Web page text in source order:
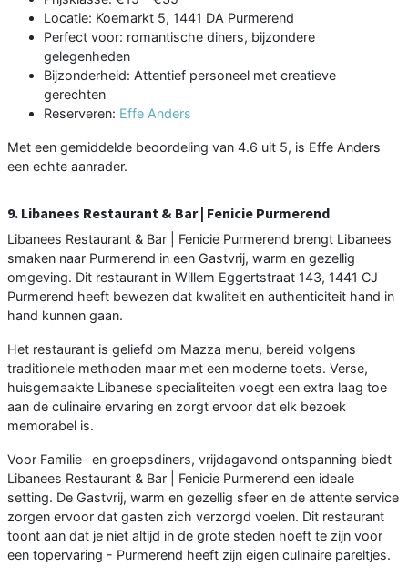
Locatie: Koemarkt 5, 1441 DA Purmerend
Perfect voor: romantische diners, bijzondere
gelegenheden
Bijzonderheid: Attentief personeel met creatieve
gerechten
Reserveren: Effe Anders
Met een gemiddelde beoordeling van 4.6 uit 5, is Effe Anders
een echte aanrader.
9. Libanees Restaurant & Bar | Fenicie Purmerend
Libanees Restaurant & Bar | Fenicie Purmerend brengt Libanees
smaken naar Purmerend in een Gastvrij, warm en gezellig
omgeving. Dit restaurant in Willem Eggertstraat 143, 1441 CJ
Purmerend heeft bewezen dat kwaliteit en authenticiteit hand in
hand kunnen gaan.
Het restaurant is geliefd om Mazza menu, bereid volgens
traditionele methoden maar met een moderne toets. Verse,
huisgemaakte Libanese specialiteiten voegt een extra laag toe
aan de culinaire ervaring en zorgt ervoor dat elk bezoek
memorabel is.
Voor Familie- en groepsdiners, vrijdagavond ontspanning biedt
Libanees Restaurant & Bar | Fenicie Purmerend een ideale
setting. De Gastvrij, warm en gezellig sfeer en de attente service
zorgen ervoor dat gasten zich verzorgd voelen. Dit restaurant
toont aan dat je niet altijd in de grote steden hoeft te zijn voor
een topervaring - Purmerend heeft zijn eigen culinaire pareltjes.